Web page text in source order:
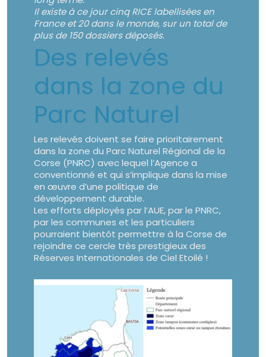
Il existe à ce jour cinq RICE labellisées en
France et 20 dans le monde, sur un total de
plus de 150 dossiers déposés.
Des relevés
dans la zone du
Parc Naturel
Les relevés doivent se faire prioritairement
dans la zone du Parc Naturel Régional de la
Corse (PNRC) avec lequel l’Agence a
conventionné et qui s’implique dans la mise
en œuvre d’une politique de
développement durable.
Les efforts déployés par l’AUE, par le PNRC,
par les communes et les particuliers
pourraient bientôt permettre à la Corse de
rejoindre ce cercle très prestigieux des
Réserves Internationales de Ciel Etoilé !